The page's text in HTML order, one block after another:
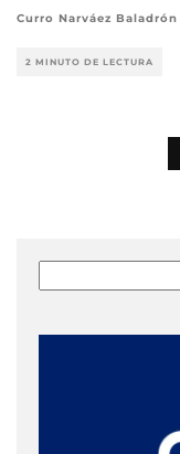
Curro Narváez Baladrón
2 MINUTO DE LECTURA